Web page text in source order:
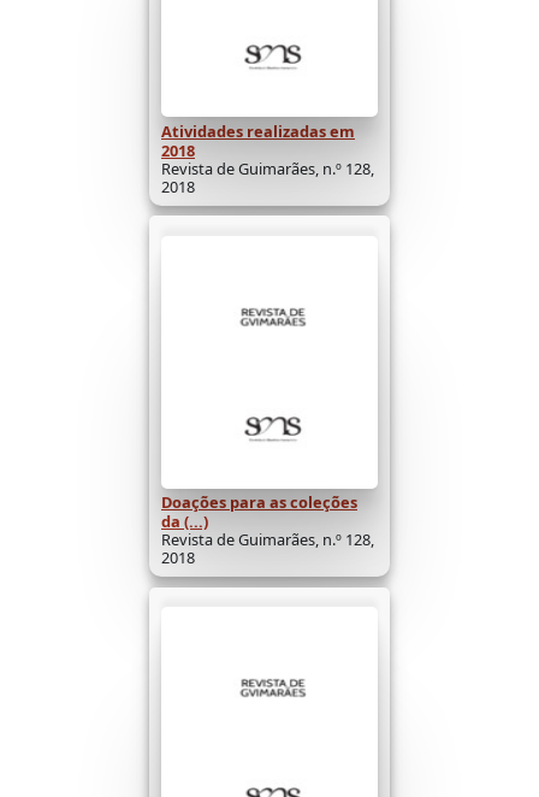
Atividades realizadas em
2018
Revista de Guimarães, n.º 128,
2018
Doações para as coleções
da (...)
Revista de Guimarães, n.º 128,
2018